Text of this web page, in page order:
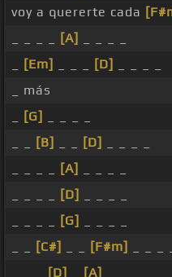
voy a quererte cada
[A]
[Em] [D]
_ más
[G]
[B] [D]
[A]
[D]
[G]
[C#] [F#m]
[D] [A]